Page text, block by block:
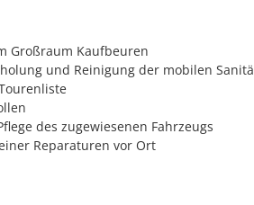
Großraum Kaufbeuren
und Reinigung der mobilen
des zugewiesenen Fahrzeugs
Reparaturen vor Ort